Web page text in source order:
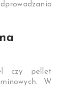
czy pellet
W